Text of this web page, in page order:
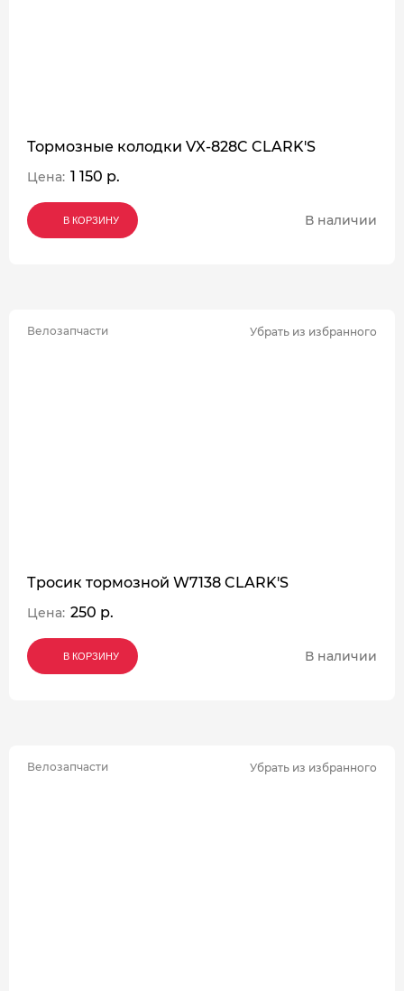
Тормозные колодки VX-828C CLARK'S
Цена: 1 150 р.
В КОРЗИНУ
В КОРЗИНУ
В КОРЗИНУ В наличии
Велозапчасти Убрать из избранного
Тросик тормозной W7138 CLARK'S
Цена: 250 р.
В КОРЗИНУ
В КОРЗИНУ
В КОРЗИНУ В наличии
Велозапчасти Убрать из избранного